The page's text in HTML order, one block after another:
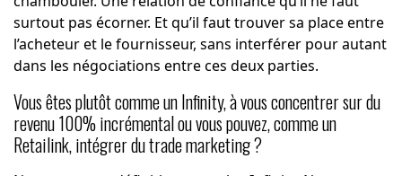
surtout pas écorner. Et qu’il faut trouver sa place entre
l’acheteur et le fournisseur, sans interférer pour autant
dans les négociations entre ces deux parties.
Vous êtes plutôt comme un Infinity, à vous concentrer sur du
revenu 100% incrémental ou vous pouvez, comme un
Retailink, intégrer du trade marketing ?